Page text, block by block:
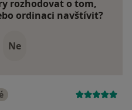
rozhodovat o tom,
ordinaci navštívit?
Ne